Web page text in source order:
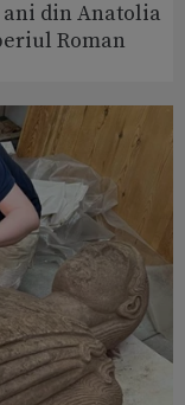
ani din Anatolia
Roman